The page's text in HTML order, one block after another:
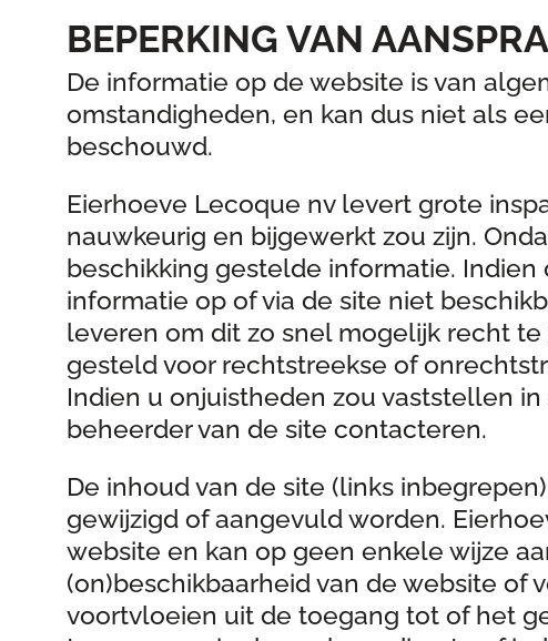
BEPERKING VAN
De informatie op de website is van
omstandigheden, en kan dus niet als
beschouwd.
Eierhoeve Lecoque nv levert grote
nauwkeurig en bijgewerkt zou zijn.
beschikking gestelde informatie.
informatie op of via de site niet
leveren om dit zo snel mogelijk recht
gesteld voor rechtstreekse of
Indien u onjuistheden zou vaststellen
beheerder van de site contacteren.
De inhoud van de site (links
gewijzigd of aangevuld worden.
website en kan op geen enkele wijze
(on)beschikbaarheid van de website of
voortvloeien uit de toegang tot of het